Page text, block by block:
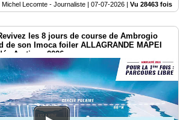
Michel Lecomte - Journaliste | 07-07-2026 | Vu 28463 fois
les 8 jours de course de Ambrogio
de son Imoca foiler ALLAGRANDE MAPEI
Arctique 2026